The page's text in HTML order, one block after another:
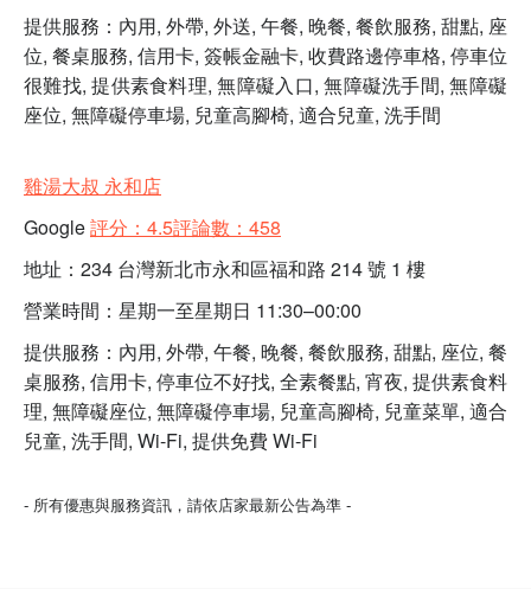
提供服務：內用, 外帶, 外送, 午餐, 晚餐, 餐飲服務, 甜點, 座
位, 餐桌服務, 信用卡, 簽帳金融卡, 收費路邊停車格, 停車位
很難找, 提供素食料理, 無障礙入口, 無障礙洗手間, 無障礙
座位, 無障礙停車場, 兒童高腳椅, 適合兒童, 洗手間
雞湯大叔 永和店
Google評分：4.5評論數：458
地址：234 台灣新北市永和區福和路 214 號 1 樓
營業時間：星期一至星期日 11:30–00:00
提供服務：內用, 外帶, 午餐, 晚餐, 餐飲服務, 甜點, 座位, 餐
桌服務, 信用卡, 停車位不好找, 全素餐點, 宵夜, 提供素食料
理, 無障礙座位, 無障礙停車場, 兒童高腳椅, 兒童菜單, 適合
兒童, 洗手間, Wi-Fi, 提供免費 Wi-Fi
- 所有優惠與服務資訊，請依店家最新公告為準 -